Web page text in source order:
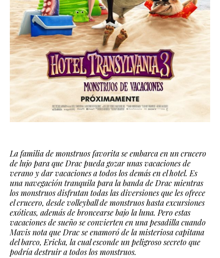
La familia de monstruos favorita se embarca en un crucero
de lujo para que Drac pueda gozar unas vacaciones de
verano y dar vacaciones a todos los demás en el hotel. Es
una navegación tranquila para la banda de Drac mientras
los monstruos disfrutan todas las diversiones que les ofrece
el crucero, desde volleyball de monstruos hasta excursiones
exóticas, además de broncearse bajo la luna. Pero estas
vacaciones de sueño se convierten en una pesadilla cuando
Mavis nota que Drac se enamoró de la misteriosa capitana
del barco, Ericka, la cual esconde un peligroso secreto que
podría destruir a todos los monstruos.